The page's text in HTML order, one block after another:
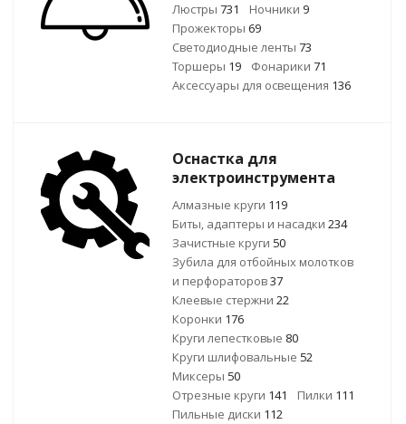
Люстры 731 Ночники 9
Прожекторы 69
Светодиодные ленты 73
Торшеры 19 Фонарики 71
Аксессуары для освещения 136
Оснастка для
электроинструмента
Алмазные круги 119
Биты, адаптеры и насадки 234
Зачистные круги 50
Зубила для отбойных молотков
и перфораторов37
Клеевые стержни 22
Коронки 176
Круги лепестковые 80
Круги шлифовальные 52
Миксеры 50
Отрезные круги 141 Пилки 111
Пильные диски 112